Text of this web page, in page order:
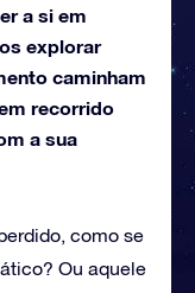
a si em
explorar
caminham
recorrido
a sua
como se
Ou aquele